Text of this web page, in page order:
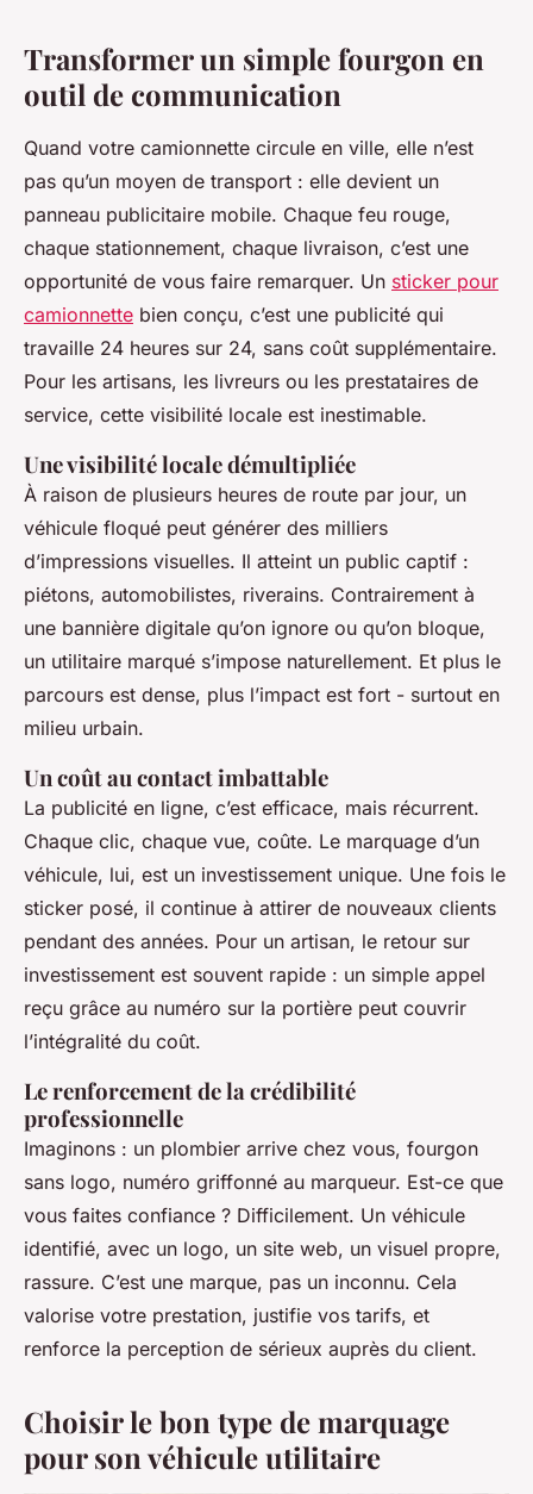
Transformer un simple fourgon en
outil de communication
Quand votre camionnette circule en ville, elle n’est
pas qu’un moyen de transport : elle devient un
panneau publicitaire mobile. Chaque feu rouge,
chaque stationnement, chaque livraison, c’est une
opportunité de vous faire remarquer. Un sticker pour
camionnette bien conçu, c’est une publicité qui
travaille 24 heures sur 24, sans coût supplémentaire.
Pour les artisans, les livreurs ou les prestataires de
service, cette visibilité locale est inestimable.
Une visibilité locale démultipliée
À raison de plusieurs heures de route par jour, un
véhicule floqué peut générer des milliers
d’impressions visuelles. Il atteint un public captif :
piétons, automobilistes, riverains. Contrairement à
une bannière digitale qu’on ignore ou qu’on bloque,
un utilitaire marqué s’impose naturellement. Et plus le
parcours est dense, plus l’impact est fort - surtout en
milieu urbain.
Un coût au contact imbattable
La publicité en ligne, c’est efficace, mais récurrent.
Chaque clic, chaque vue, coûte. Le marquage d’un
véhicule, lui, est un investissement unique. Une fois le
sticker posé, il continue à attirer de nouveaux clients
pendant des années. Pour un artisan, le retour sur
investissement est souvent rapide : un simple appel
reçu grâce au numéro sur la portière peut couvrir
l’intégralité du coût.
Le renforcement de la crédibilité
professionnelle
Imaginons : un plombier arrive chez vous, fourgon
sans logo, numéro griffonné au marqueur. Est-ce que
vous faites confiance ? Difficilement. Un véhicule
identifié, avec un logo, un site web, un visuel propre,
rassure. C’est une marque, pas un inconnu. Cela
valorise votre prestation, justifie vos tarifs, et
renforce la perception de sérieux auprès du client.
Choisir le bon type de marquage
pour son véhicule utilitaire